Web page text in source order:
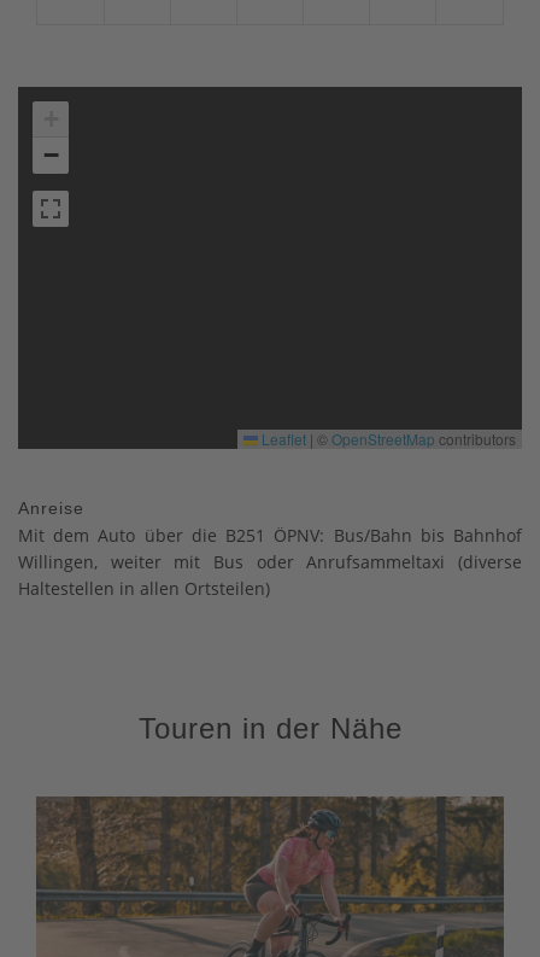
−
Leaflet | ©OpenStreetMap contributors
Anreise
Mit dem Auto über die B251 ÖPNV: Bus/Bahn bis Bahnhof
Willingen, weiter mit Bus oder Anrufsammeltaxi (diverse
Haltestellen in allen Ortsteilen)
Touren in der Nähe